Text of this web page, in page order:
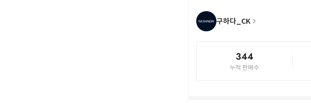
구하다_CK
344
누적 판매수